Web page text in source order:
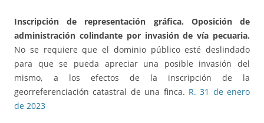
Inscripción de representación gráfica. Oposición de
administración colindante por invasión de vía pecuaria.
No se requiere que el dominio público esté deslindado
para que se pueda apreciar una posible invasión del
mismo, a los efectos de la inscripción de la
georreferenciación catastral de una finca. R. 31 de enero
de 2023